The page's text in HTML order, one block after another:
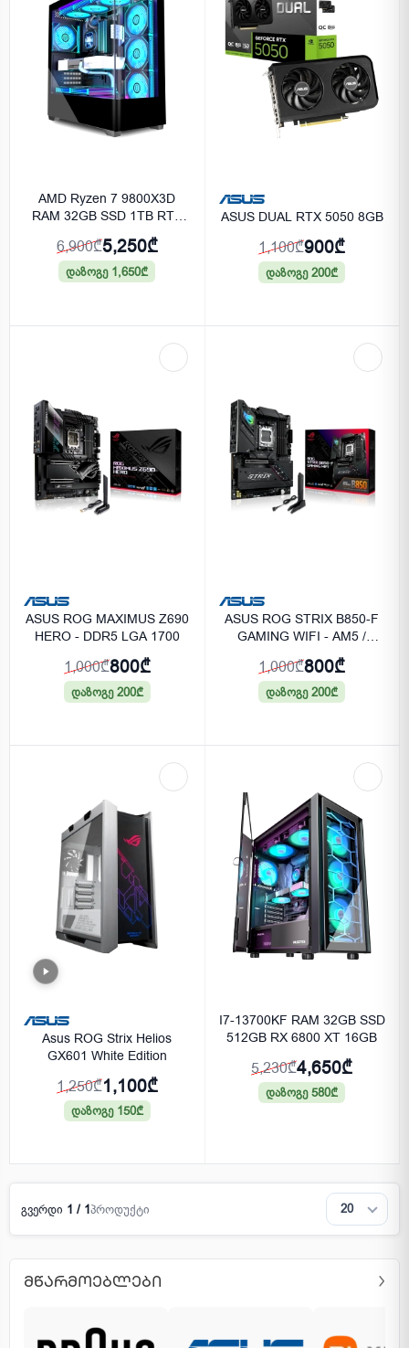
AMD Ryzen 7 9800X3D
RAM 32GB SSD 1TB RTX
6,900₾5,250₾
დაზოგე 1,650₾
ASUS DUAL RTX 5050 8GB
1,100₾900₾
დაზოგე 200₾
ASUS ROG MAXIMUS Z690
HERO - DDR5 LGA 1700
1,000₾800₾
დაზოგე 200₾
ASUS ROG STRIX B850-F
GAMING WIFI - AM5 /
1,000₾800₾
დაზოგე 200₾
Asus ROG Strix Helios
GX601 White Edition
1,250₾1,100₾
დაზოგე 150₾
I7-13700KF RAM 32GB SSD
512GB RX 6800 XT 16GB
5,230₾4,650₾
დაზოგე 580₾
გვერდი 1 / 1პროდუქტი
ᲛᲬᲐᲠᲛᲝᲔᲑᲚᲔᲑᲘ